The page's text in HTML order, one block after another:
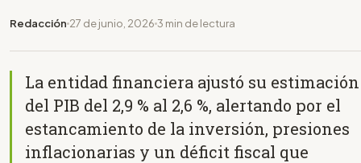
Redacción 27 de junio, 2026 3 min de lectura
La entidad financiera ajustó su estimación
del PIB del 2,9 % al 2,6 %, alertando por el
estancamiento de la inversión, presiones
inflacionarias y un déficit fiscal que